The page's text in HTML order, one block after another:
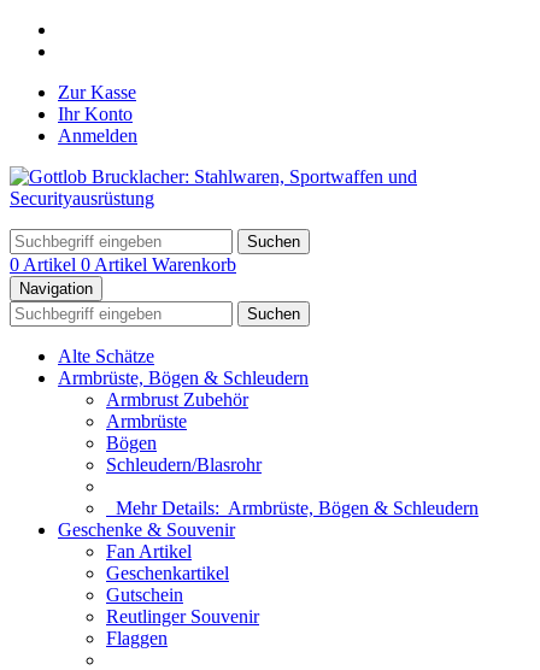
Zur Kasse
Ihr Konto
Anmelden
Suchen
0 Artikel 0 Artikel Warenkorb
Navigation
Suchen
Alte Schätze
Armbrüste, Bögen & Schleudern
Armbrust Zubehör
Armbrüste
Bögen
Schleudern/Blasrohr
Mehr Details: Armbrüste, Bögen & Schleudern
Geschenke & Souvenir
Fan Artikel
Geschenkartikel
Gutschein
Reutlinger Souvenir
Flaggen